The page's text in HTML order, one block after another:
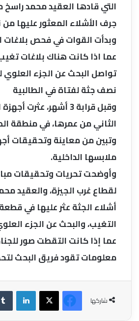
التي قادها العقيد محمد راسخ
جرف الأشلاء المعثور عليها
وبدأت القوات في فحص بلاغات
عما اذا كانت هناك بلاغات
تواصل البحث عن الجزء
نصف جثة لفتاة في الطالبية
الثاني من عمرها، في منطقة
وتبين من معاينة وتحقيقات
ملابسها الداخلية.
وأوضحت تحريات وتحقيقات
لقطاع غرب الجيزة، والعقيد
أشلاء الجثة عثر عليها في
التغيب، والبحث عن الجزء
عما إذا كانت التقطت صور
معلومات تقود فريق البحث
شاركها
فيسبوك‫X